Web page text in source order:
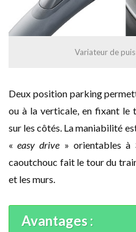
Variateur de
Deux position parking
ou à la verticale, en fixant le
sur les côtés. La maniabilité
«easy drive » orientables à
caoutchouc fait le tour du
et les murs.
Avantages :